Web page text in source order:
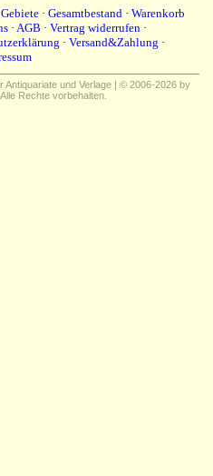
Gebiete· Gesamtbestand· Warenkorb
· AGB · Vertrag widerrufen ·
· Versand&Zahlung ·
Antiquariate und Verlage | © 2006-2026 by
Rechte vorbehalten.